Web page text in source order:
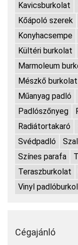
Kavicsburkolat
Kőápoló szerek
Konyhacsempe
Kültéri burkolat
Marmoleum
Mészkő burkolat
Műanyag padló
Padlószőnyeg
Radiátortakaró
Svédpadló
Színes parafa
Teraszburkolat
Vinyl
Cégajánló